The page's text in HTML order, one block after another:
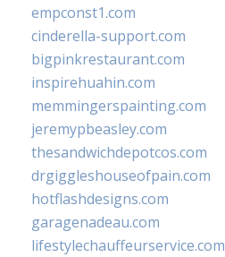
empconst1.com
cinderella-support.com
bigpinkrestaurant.com
inspirehuahin.com
memmingerspainting.com
jeremypbeasley.com
thesandwichdepotcos.com
drgiggleshouseofpain.com
hotflashdesigns.com
garagenadeau.com
lifestylechauffeurservice.com